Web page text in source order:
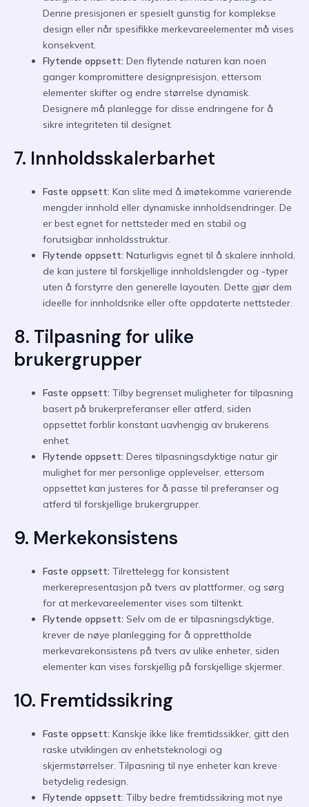
Denne presisjonen er spesielt gunstig for komplekse
design eller når spesifikke merkevareelementer må vises
konsekvent.
Flytende oppsett: Den flytende naturen kan noen
ganger kompromittere designpresisjon, ettersom
elementer skifter og endre størrelse dynamisk.
Designere må planlegge for disse endringene for å
sikre integriteten til designet.
7. Innholdsskalerbarhet
Faste oppsett: Kan slite med å imøtekomme varierende
mengder innhold eller dynamiske innholdsendringer. De
er best egnet for nettsteder med en stabil og
forutsigbar innholdsstruktur.
Flytende oppsett: Naturligvis egnet til å skalere innhold,
de kan justere til forskjellige innholdslengder og -typer
uten å forstyrre den generelle layouten. Dette gjør dem
ideelle for innholdsrike eller ofte oppdaterte nettsteder.
8. Tilpasning for ulike
brukergrupper
Faste oppsett: Tilby begrenset muligheter for tilpasning
basert på brukerpreferanser eller atferd, siden
oppsettet forblir konstant uavhengig av brukerens
enhet.
Flytende oppsett: Deres tilpasningsdyktige natur gir
mulighet for mer personlige opplevelser, ettersom
oppsettet kan justeres for å passe til preferanser og
atferd til forskjellige brukergrupper.
9. Merkekonsistens
Faste oppsett: Tilrettelegg for konsistent
merkerepresentasjon på tvers av plattformer, og sørg
for at merkevareelementer vises som tiltenkt.
Flytende oppsett: Selv om de er tilpasningsdyktige,
krever de nøye planlegging for å opprettholde
merkevarekonsistens på tvers av ulike enheter, siden
elementer kan vises forskjellig på forskjellige skjermer.
10. Fremtidssikring
Faste oppsett: Kanskje ikke like fremtidssikker, gitt den
raske utviklingen av enhetsteknologi og
skjermstørrelser. Tilpasning til nye enheter kan kreve
betydelig redesign.
Flytende oppsett: Tilby bedre fremtidssikring mot nye